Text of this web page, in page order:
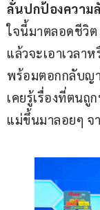
ลั่นปกป้องความ
ใจนี้มาตลอดชีวิต
แล้วจะเอาเวลา
พร้อมตอกกลับญ
เคยรู้เรื่องที่ตนถู
แม่ขึ้นมาลอยๆ จ